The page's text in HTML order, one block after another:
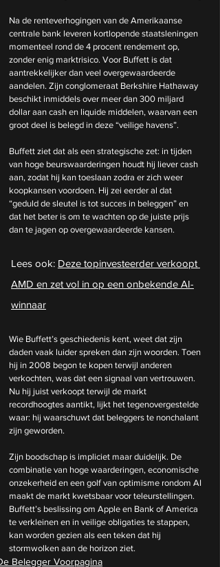
Na de renteverhogingen van de Amerikaanse
centrale bank leveren kortlopende staatsleningen
momenteel rond de 4 procent rendement op,
zonder enig marktrisico. Voor Buffett is dat
aantrekkelijker dan veel overgewaardeerde
aandelen. Zijn conglomeraat Berkshire Hathaway
beschikt inmiddels over meer dan 300 miljard
dollar aan cash en liquide middelen, waarvan een
groot deel is belegd in deze “veilige havens”.
Buffett ziet dat als een strategische zet: in tijden
van hoge beurswaarderingen houdt hij liever cash
aan, zodat hij kan toeslaan zodra er zich weer
koopkansen voordoen. Hij zei eerder al dat
“geduld de sleutel is tot succes in beleggen” en
dat het beter is om te wachten op de juiste prijs
dan te jagen op overgewaardeerde kansen.
Lees ook: Deze topinvesteerder verkoopt
AMD en zet vol in op een onbekende AI-
winnaar
Wie Buffett’s geschiedenis kent, weet dat zijn
daden vaak luider spreken dan zijn woorden. Toen
hij in 2008 begon te kopen terwijl anderen
verkochten, was dat een signaal van vertrouwen.
Nu hij juist verkoopt terwijl de markt
recordhoogtes aantikt, lijkt het tegenovergestelde
waar: hij waarschuwt dat beleggers te nonchalant
zijn geworden.
Zijn boodschap is impliciet maar duidelijk. De
combinatie van hoge waarderingen, economische
onzekerheid en een golf van optimisme rondom AI
maakt de markt kwetsbaar voor teleurstellingen.
Buffett’s beslissing om Apple en Bank of America
te verkleinen en in veilige obligaties te stappen,
kan worden gezien als een teken dat hij
stormwolken aan de horizon ziet.
Belegger Voorpagina